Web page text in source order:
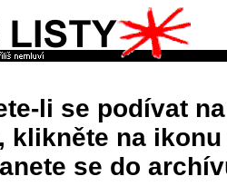
li se podívat
klikněte na
se do